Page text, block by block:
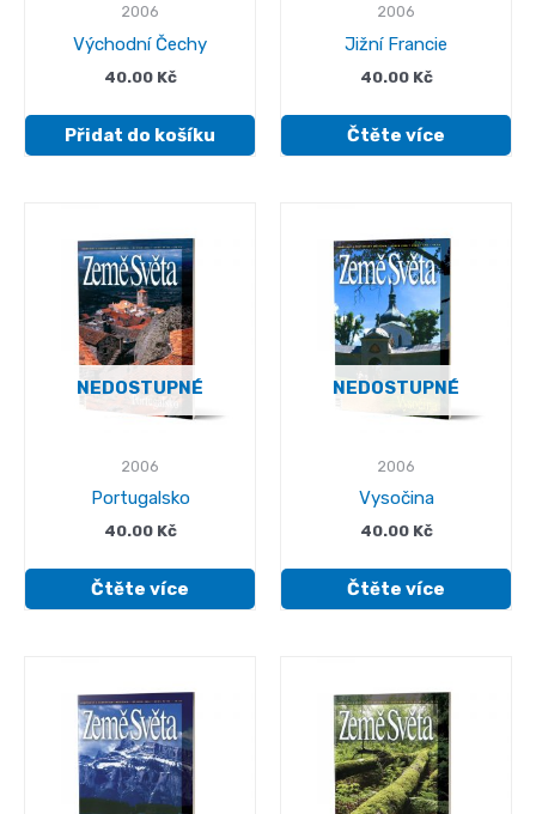
2006
Východní Čechy
40.00 Kč
Přidat do košíku
2006
Jižní Francie
40.00 Kč
Čtěte více
NEDOSTUPNÉ
2006
Portugalsko
40.00 Kč
Čtěte více
NEDOSTUPNÉ
2006
Vysočina
40.00 Kč
Čtěte více